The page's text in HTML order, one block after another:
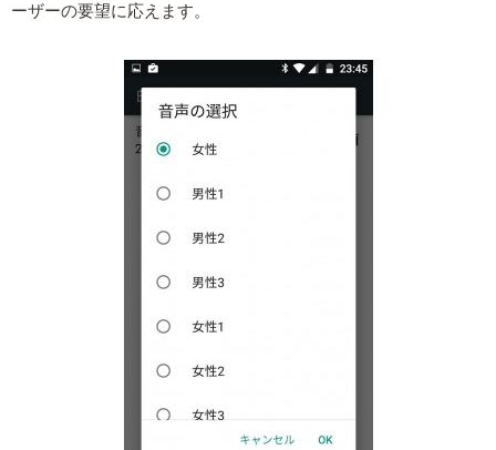
ーザーの要望に応えます。